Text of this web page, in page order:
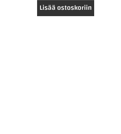
Lisää ostoskoriin